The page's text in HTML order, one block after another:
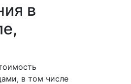
в
в том числе